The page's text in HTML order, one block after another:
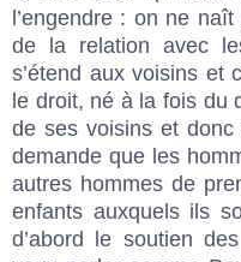
l’engendre : on ne
de la relation avec
s’étend aux voisins et
le droit, né à la fois du
de ses voisins et
demande que les
autres hommes de
enfants auxquels ils
d’abord le soutien